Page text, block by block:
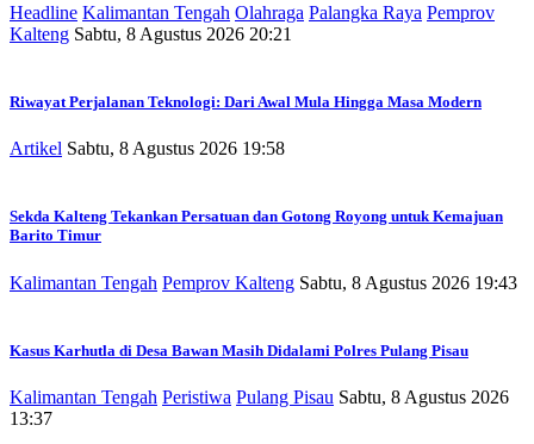
Headline Kalimantan Tengah Olahraga Palangka Raya Pemprov
Kalteng Sabtu, 8 Agustus 2026 20:21
Riwayat Perjalanan Teknologi: Dari Awal Mula Hingga Masa Modern
Artikel Sabtu, 8 Agustus 2026 19:58
Sekda Kalteng Tekankan Persatuan dan Gotong Royong untuk Kemajuan
Barito Timur
Kalimantan Tengah Pemprov Kalteng Sabtu, 8 Agustus 2026 19:43
Kasus Karhutla di Desa Bawan Masih Didalami Polres Pulang Pisau
Kalimantan Tengah Peristiwa Pulang Pisau Sabtu, 8 Agustus 2026
13:37